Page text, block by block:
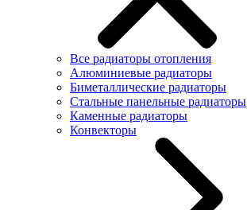
Все радиаторы отопления
Алюминиевые радиаторы
Биметаллические радиаторы
Стальные панельные радиаторы
Каменные радиаторы
Конвекторы